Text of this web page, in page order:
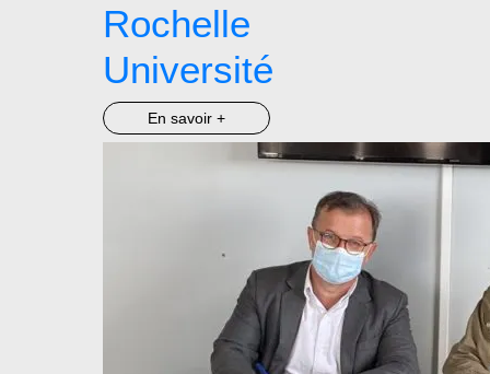
Rochelle
Université
En savoir +